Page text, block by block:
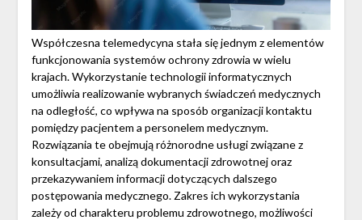
Współczesna telemedycyna stała się jednym z elementów
funkcjonowania systemów ochrony zdrowia w wielu
krajach. Wykorzystanie technologii informatycznych
umożliwia realizowanie wybranych świadczeń medycznych
na odległość, co wpływa na sposób organizacji kontaktu
pomiędzy pacjentem a personelem medycznym.
Rozwiązania te obejmują różnorodne usługi związane z
konsultacjami, analizą dokumentacji zdrowotnej oraz
przekazywaniem informacji dotyczących dalszego
postępowania medycznego. Zakres ich wykorzystania
zależy od charakteru problemu zdrowotnego, możliwości